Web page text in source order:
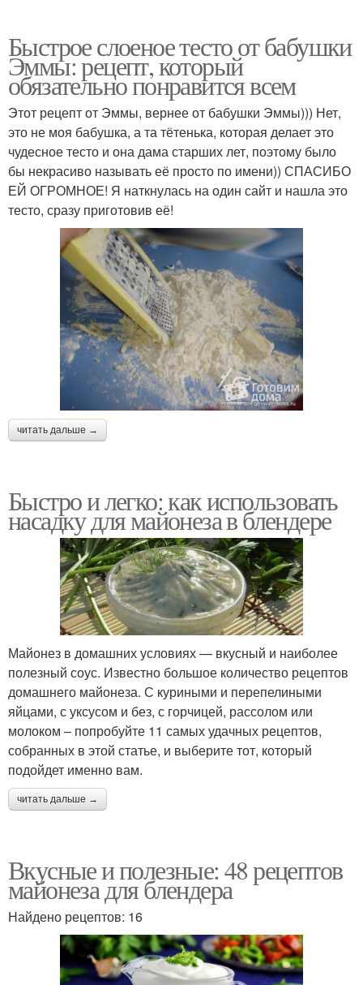
Быстрое слоеное тесто от бабушки
Эммы: рецепт, который
обязательно понравится всем
Этот рецепт от Эммы, вернее от бабушки Эммы))) Нет,
это не моя бабушка, а та тётенька, которая делает это
чудесное тесто и она дама старших лет, поэтому было
бы некрасиво называть её просто по имени)) СПАСИБО
ЕЙ ОГРОМНОЕ! Я наткнулась на один сайт и нашла это
тесто, сразу приготовив её!
читать дальше →
Быстро и легко: как использовать
насадку для майонеза в блендере
Майонез в домашних условиях — вкусный и наиболее
полезный соус. Известно большое количество рецептов
домашнего майонеза. С куриными и перепелиными
яйцами, с уксусом и без, с горчицей, рассолом или
молоком – попробуйте 11 самых удачных рецептов,
собранных в этой статье, и выберите тот, который
подойдет именно вам.
читать дальше →
Вкусные и полезные: 48 рецептов
майонеза для блендера
Найдено рецептов: 16